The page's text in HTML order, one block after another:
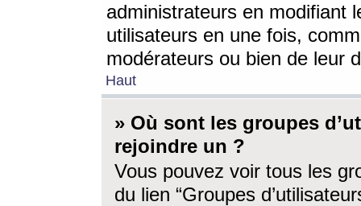
administrateurs en modifiant
utilisateurs en une fois,
modérateurs ou bien de leur
Haut
» Où sont les groupes
rejoindre un ?
Vous pouvez voir tous les
du lien “Groupes